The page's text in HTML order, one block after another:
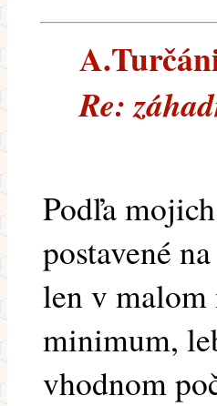
Re:
Podľa
postavené
len v malom
minimum,
vhodnom